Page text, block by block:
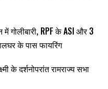
गोलीबारी, RPF के ASI और 3
के पास फायरिंग
के दर्शनोपरांत रामराज्य सभा